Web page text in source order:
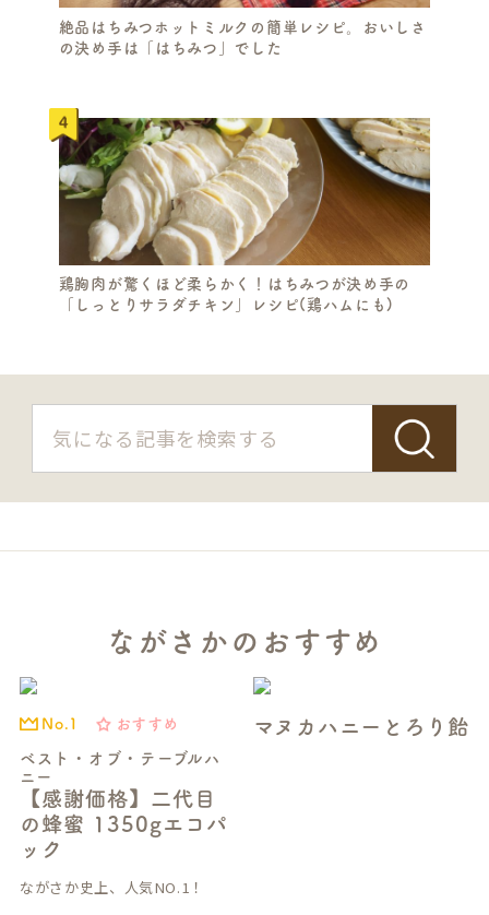
絶品はちみつホットミルクの簡単レシピ。おいしさ
の決め手は「はちみつ」でした
鶏胸肉が驚くほど柔らかく！はちみつが決め手の
「しっとりサラダチキン」レシピ(鶏ハムにも)
ながさかのおすすめ
ベスト・オブ・テーブルハ
ニー
【感謝価格】二代目
の蜂蜜 1350gエコパ
ック
No.1 おすすめ
ながさか史上、人気NO.1！
マヌカハニーとろり飴